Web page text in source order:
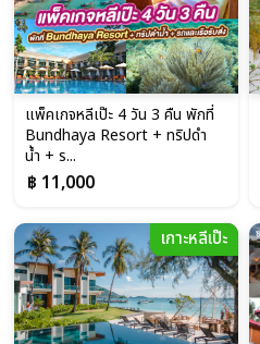
แพ็คเกจหลีเป๊ะ 4 วัน 3 คืน พักที่
Bundhaya Resort + ทริปดำ
น้ำ + ร...
฿ 11,000
เกาะหลีเป๊ะ